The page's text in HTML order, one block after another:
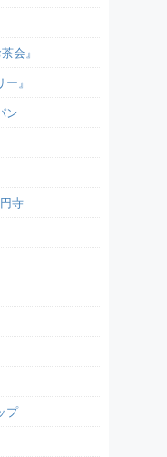
会』
』
ン
寺
プ